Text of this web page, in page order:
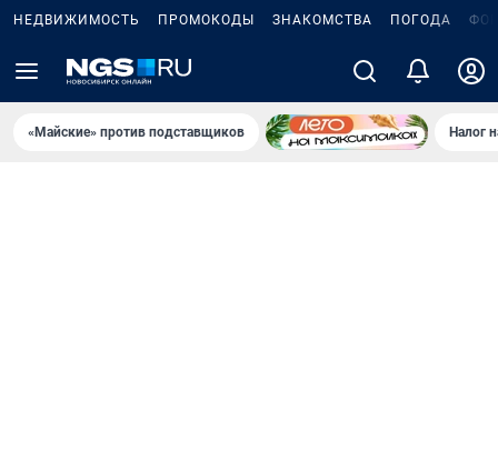
НЕДВИЖИМОСТЬ ПРОМОКОДЫ ЗНАКОМСТВА ПОГОДА
«Майские» против подставщиков Налог